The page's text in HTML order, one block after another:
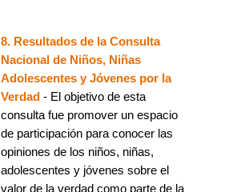
8. Resultados de la Consulta
Nacional de Niños, Niñas
Adolescentes y Jóvenes por la
Verdad - El objetivo de esta
consulta fue promover un espacio
de participación para conocer las
opiniones de los niños, niñas,
adolescentes y jóvenes sobre el
valor de la verdad como parte de la